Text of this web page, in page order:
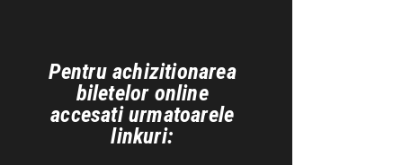
Pentru achizitionarea
biletelor online
accesati urmatoarele
linkuri: